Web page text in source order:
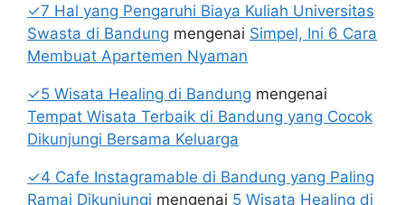
✓7 Hal yang Pengaruhi Biaya Kuliah Universitas
Swasta di Bandung mengenai Simpel, Ini 6 Cara
Membuat Apartemen Nyaman
✓5 Wisata Healing di Bandung mengenai
Tempat Wisata Terbaik di Bandung yang Cocok
Dikunjungi Bersama Keluarga
✓4 Cafe Instagramable di Bandung yang Paling
Ramai Dikunjungi mengenai 5 Wisata Healing di